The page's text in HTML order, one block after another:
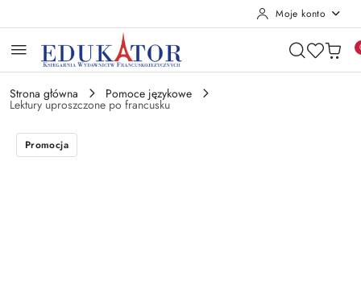
Moje konto
Strona główna Pomoce językowe
Lektury uproszczone po francusku
Promocja